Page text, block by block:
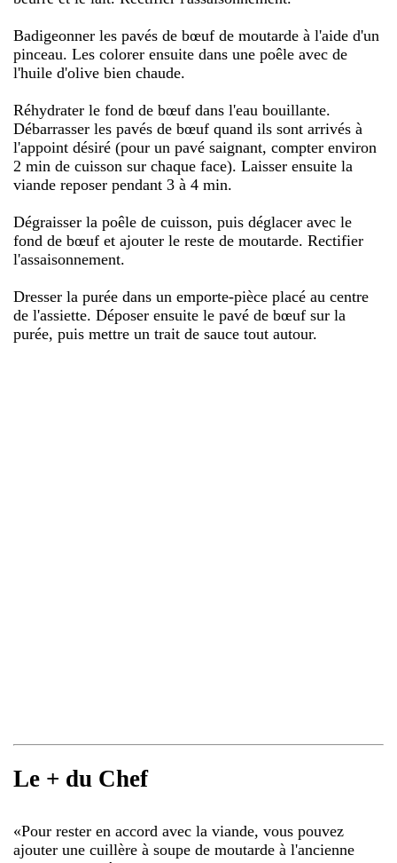
Badigeonner les pavés de bœuf de moutarde à l'aide d'un
pinceau. Les colorer ensuite dans une poêle avec de
l'huile d'olive bien chaude.
Réhydrater le fond de bœuf dans l'eau bouillante.
Débarrasser les pavés de bœuf quand ils sont arrivés à
l'appoint désiré (pour un pavé saignant, compter environ
2 min de cuisson sur chaque face). Laisser ensuite la
viande reposer pendant 3 à 4 min.
Dégraisser la poêle de cuisson, puis déglacer avec le
fond de bœuf et ajouter le reste de moutarde. Rectifier
l'assaisonnement.
Dresser la purée dans un emporte-pièce placé au centre
de l'assiette. Déposer ensuite le pavé de bœuf sur la
purée, puis mettre un trait de sauce tout autour.
Le + du Chef
«Pour rester en accord avec la viande, vous pouvez
ajouter une cuillère à soupe de moutarde à l'ancienne